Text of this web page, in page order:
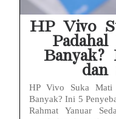
HP Vivo
Banyak?
dan
HP Vivo Suka Mati
Banyak? Ini 5
Rahmat Yanuar